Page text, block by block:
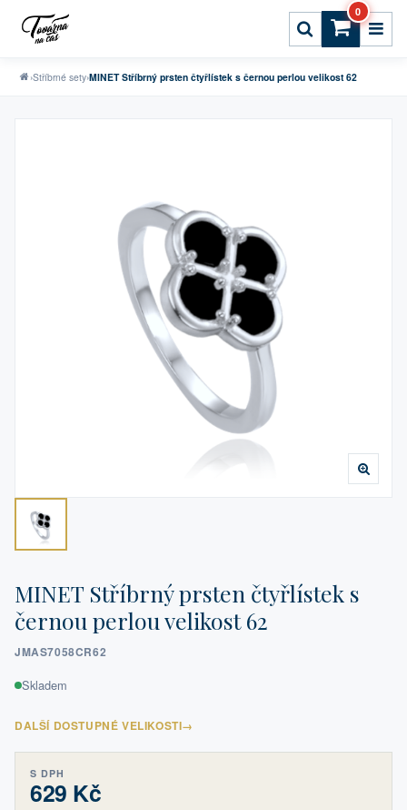
0
›Stříbrné sety›MINET Stříbrný prsten čtyřlístek s černou perlou velikost 62
MINET Stříbrný prsten čtyřlístek s
černou perlou velikost 62
JMAS7058CR62
Skladem
DALŠÍ DOSTUPNÉ VELIKOSTI→
S DPH
629 Kč